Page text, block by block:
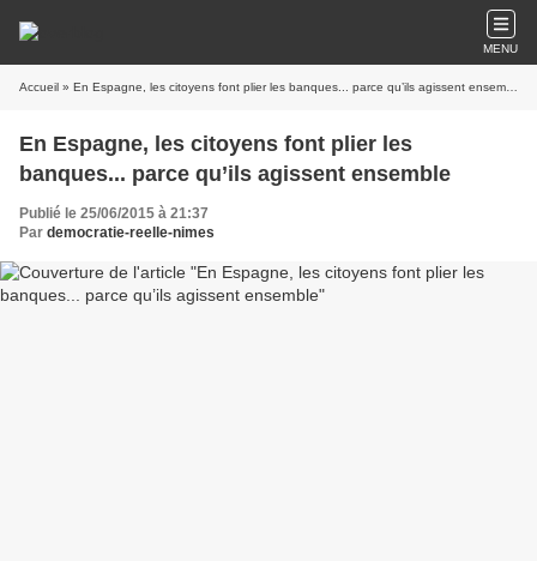
MENU
Accueil » En Espagne, les citoyens font plier les banques... parce qu’ils agissent ensemble
En Espagne, les citoyens font plier les
banques... parce qu’ils agissent ensemble
Publié le 25/06/2015 à 21:37
Par democratie-reelle-nimes